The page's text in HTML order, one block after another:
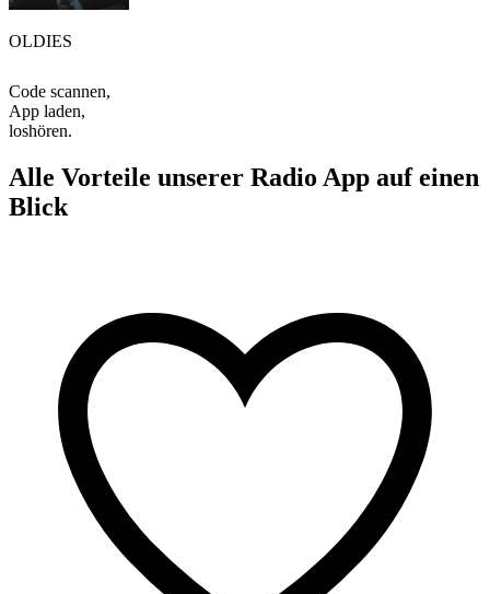
OLDIES
Code scannen,
App laden,
loshören.
Alle Vorteile unserer Radio App auf einen
Blick